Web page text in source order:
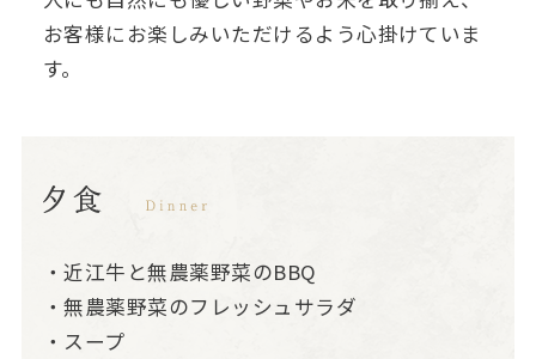
お客様にお楽しみいただけるよう心掛けていま
す。
・近江牛と無農薬野菜のBBQ
・無農薬野菜のフレッシュサラダ
・スープ